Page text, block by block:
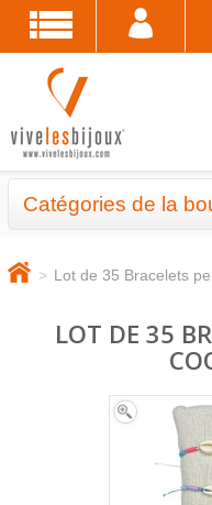
Catégories de la
DESTOCKAGE
COLLIERS - LOTS
BRACELETS
CHAÎNES DE
> Lot de 35 Bracelets
LOT DE 35